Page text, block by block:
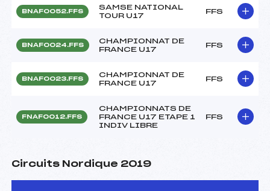
BNAF0052.FFS
SAMSE NATIONAL
TOUR U17
FFS
BNAF0024.FFS
CHAMPIONNAT DE
FRANCE U17
FFS
BNAF0023.FFS
CHAMPIONNAT DE
FRANCE U17
FFS
FNAF0012.FFS
CHAMPIONNATS DE
FRANCE U17 ETAPE 1
INDIV LIBRE
FFS
Circuits Nordique 2019